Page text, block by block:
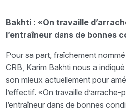
Bakhti : «On travaille
l’entraîneur dans de bonnes
Pour sa part, fraîchement
CRB, Karim Bakhti nous a
son mieux actuellement pour
l’effectif. «On travaille d’arrache-
l’entraîneur dans de bonnes